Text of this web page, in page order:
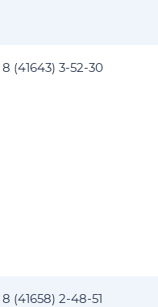
8 (41643) 3-52-30
8 (41658) 2-48-51